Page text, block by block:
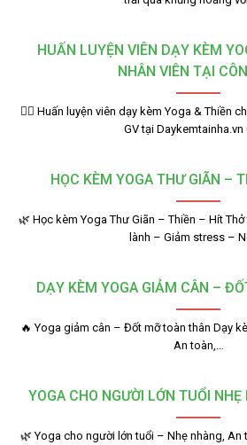
HUẤN LUYỆN VIÊN DẠY KÈM
NHÂN VIÊN TẠI
🧘‍♂️ Huấn luyện viên dạy kèm Yoga & Thiền
GV tại Daykemtainha.vn
HỌC KÈM YOGA THƯ GIÃN –
🌿 Học kèm Yoga Thư Giãn – Thiền – Hít
lành – Giảm stress –
DẠY KÈM YOGA GIẢM CÂN –
🔥 Yoga giảm cân – Đốt mỡ toàn thân Dạy
An toàn,…
YOGA CHO NGƯỜI LỚN TUỔI
🌿 Yoga cho người lớn tuổi – Nhẹ nhàng, An